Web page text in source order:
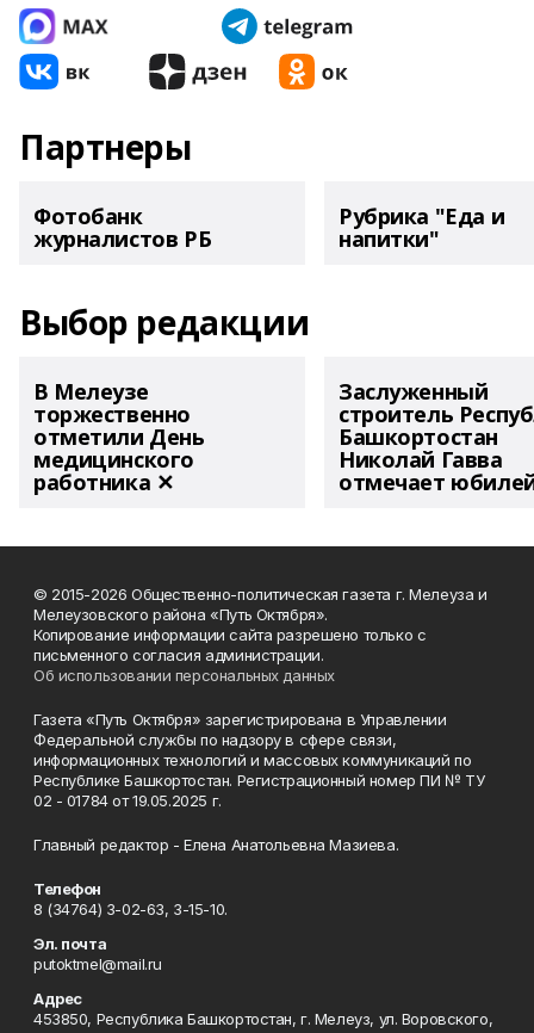
Партнеры
Фотобанк
журналистов РБ
Рубрика "Еда и
напитки"
Выбор редакции
В Мелеузе
торжественно
отметили День
медицинского
работника ✕
Заслуженный
строитель
Башкортостан
Николай Гавва
отмечает
© 2015-2026 Общественно-политическая газета г. Мелеуза и
Мелеузовского района «Путь Октября».
Копирование информации сайта разрешено только с
письменного согласия администрации.
Об использовании персональных данных
Газета «Путь Октября» зарегистрирована в Управлении
Федеральной службы по надзору в сфере связи,
информационных технологий и массовых коммуникаций по
Республике Башкортостан. Регистрационный номер ПИ № ТУ
02 - 01784 от 19.05.2025 г.
Главный редактор - Елена Анатольевна Мазиева.
Телефон
8 (34764) 3-02-63, 3-15-10.
Эл. почта
putoktmel@mail.ru
Адрес
453850, Республика Башкортостан, г. Мелеуз, ул. Воровского,